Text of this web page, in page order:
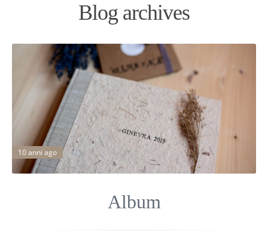
Blog archives
10 anni ago
Album